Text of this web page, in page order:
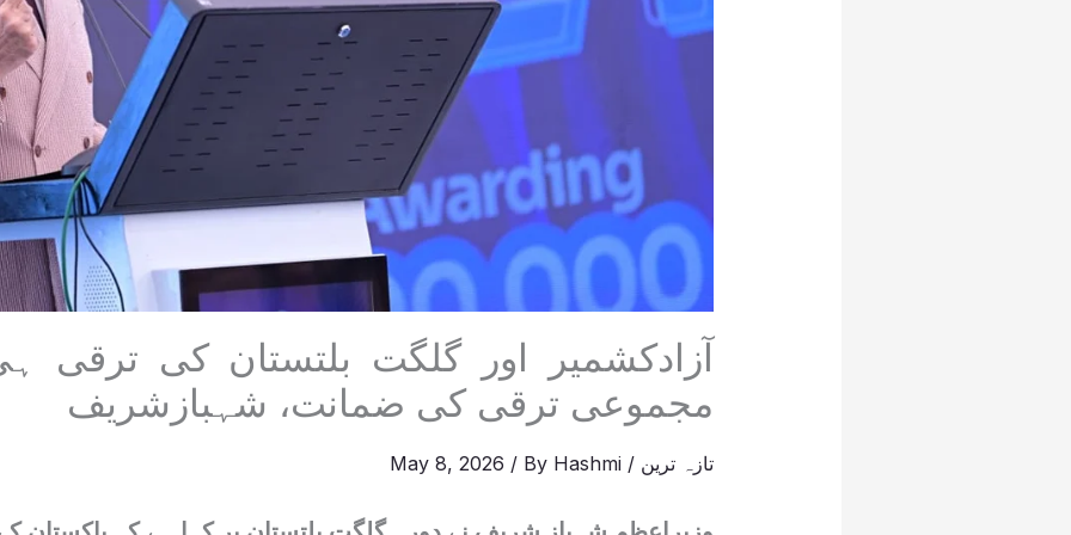
آزادکشمیر اور گلگت بلتستان کی
مجموعی ترقی کی ضمانت، شہبازشریف
تازہ ترین /
May 8, 2026 / By Hashmi